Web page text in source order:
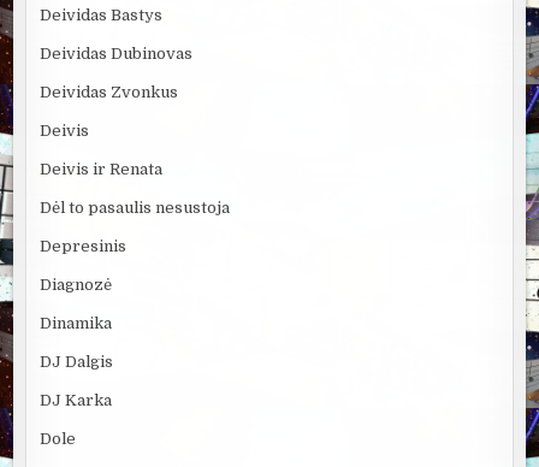
Deividas Bastys
Deividas Dubinovas
Deividas Zvonkus
Deivis
Deivis ir Renata
Dėl to pasaulis nesustoja
Depresinis
Diagnozė
Dinamika
DJ Dalgis
DJ Karka
Dole